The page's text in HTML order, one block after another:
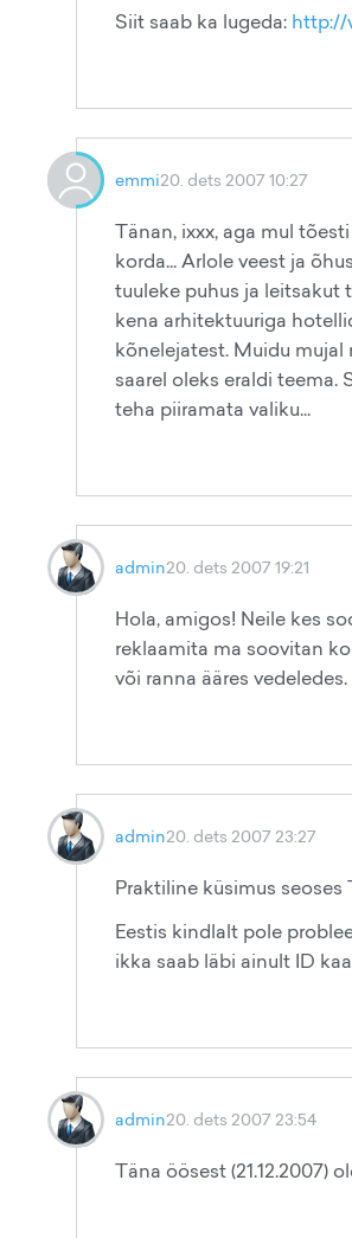
Siit saab ka lugeda: http://
emmi20. dets 2007 10:27
Tänan, ixxx, aga mul
korda... Arlole veest ja
tuuleke puhus ja leitsakut
kena arhitektuuriga
kõnelejatest. Muidu mujal
saarel oleks eraldi teema.
teha piiramata valiku...
admin20. dets 2007 19:21
Hola, amigos! Neile kes
reklaamita ma soovitan
või ranna ääres vedeledes.
admin20. dets 2007 23:27
Praktiline küsimus seoses
Eestis kindlalt pole
ikka saab läbi ainult ID
admin20. dets 2007 23:54
Täna öösest (21.12.2007)